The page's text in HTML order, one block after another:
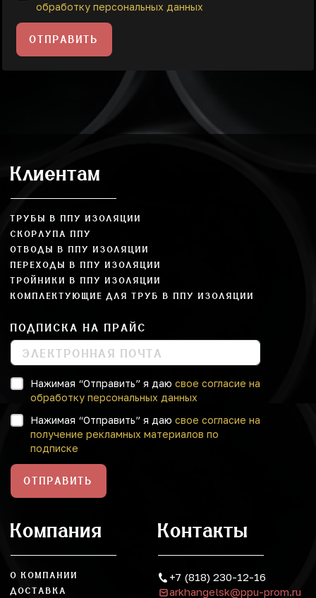
обработку персональных данных
ОТПРАВИТЬ
Клиентам
ТРУБЫ В ППУ ИЗОЛЯЦИИ
СКОРЛУПА ППУ
ОТВОДЫ В ППУ ИЗОЛЯЦИИ
ПЕРЕХОДЫ В ППУ ИЗОЛЯЦИИ
ТРОЙНИКИ В ППУ ИЗОЛЯЦИИ
КОМПЛЕКТУЮЩИЕ ДЛЯ ТРУБ В ППУ ИЗОЛЯЦИИ
ПОДПИСКА НА ПРАЙС
Нажимая “Отправить” я даю свое согласие на
обработку персональных данных
Нажимая “Отправить” я даю свое согласие на
получение рекламных материалов по
подписке
ОТПРАВИТЬ
Компания
О КОМПАНИИ
ДОСТАВКА
Контакты
+7 (818) 230-12-16
arkhangelsk@ppu-prom.ru